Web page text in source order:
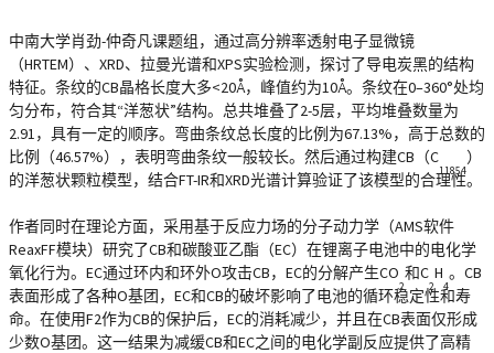
中南大学肖劲-仲奇凡课题组，通过高分辨率透射电子显微镜
（HRTEM）、XRD、拉曼光谱和XPS实验检测，探讨了导电炭黑的结构
特征。条纹的CB晶格长度大多<20Å，峰值约为10Å。条纹在0–360°处均
匀分布，符合其“洋葱状”结构。总共堆叠了2-5层，平均堆叠数量为
2.91，具有一定的顺序。弯曲条纹总长度的比例为67.13%，高于总数的
比例（46.57%），表明弯曲条纹一般较长。然后通过构建CB（C
11854
）
的洋葱状颗粒模型，结合FT-IR和XRD光谱计算验证了该模型的合理性。
作者同时在理论方面，采用基于反应力场的分子动力学（AMS软件
ReaxFF模块）研究了CB和碳酸亚乙酯（EC）在锂离子电池中的电化学
氧化行为。EC通过环内和环外O攻击CB，EC的分解产生CO
2
和C
2
H
4
。CB
表面形成了各种O基团，EC和CB的破坏影响了电池的循环稳定性和寿
命。在使用F2作为CB的保护后，EC的消耗减少，并且在CB表面仅形成
少数O基团。这一结果为减缓CB和EC之间的电化学副反应提供了高精